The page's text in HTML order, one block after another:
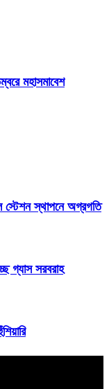
মহাসমাবেশ
স্টেশন স্থাপনে অগ্রগতি
গ্যাস সরবরাহ